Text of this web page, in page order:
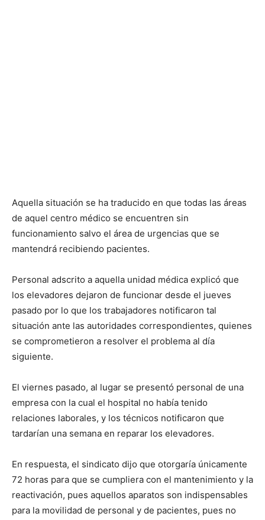
Aquella situación se ha traducido en que todas las áreas
de aquel centro médico se encuentren sin
funcionamiento salvo el área de urgencias que se
mantendrá recibiendo pacientes.
Personal adscrito a aquella unidad médica explicó que
los elevadores dejaron de funcionar desde el jueves
pasado por lo que los trabajadores notificaron tal
situación ante las autoridades correspondientes, quienes
se comprometieron a resolver el problema al día
siguiente.
El viernes pasado, al lugar se presentó personal de una
empresa con la cual el hospital no había tenido
relaciones laborales, y los técnicos notificaron que
tardarían una semana en reparar los elevadores.
En respuesta, el sindicato dijo que otorgaría únicamente
72 horas para que se cumpliera con el mantenimiento y la
reactivación, pues aquellos aparatos son indispensables
para la movilidad de personal y de pacientes, pues no